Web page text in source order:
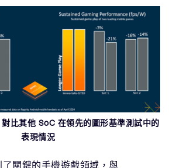
比其他 SoC 在領先的圖形基準測試中的
表現情況
關鍵的手機遊戲領域，與